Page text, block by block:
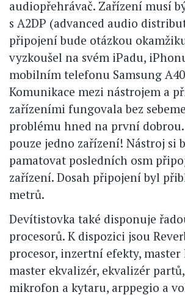
audiopřehrávač. Zařízení musí
s A2DP (advanced audio
připojení bude otázkou
vyzkoušel na svém iPadu,
mobilním telefonu Samsung
Komunikace mezi nástrojem a
zařízeními fungovala bez
problému hned na první
pouze jedno zařízení! Nástroj si
pamatovat posledních osm
zařízení. Dosah připojení byl
metrů.
Devítistovka také disponuje
procesorů. K dispozici jsou
procesor, inzertní efekty, master
master ekvalizér, ekvalizér
mikrofon a kytaru, arppegio a